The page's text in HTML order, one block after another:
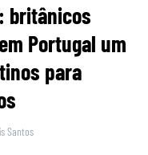
britânicos
Portugal um
para
Santos